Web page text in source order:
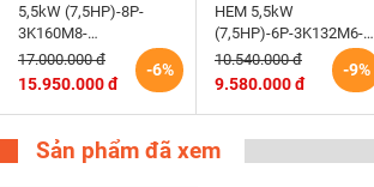
5,5kW (7,5HP)-8P-
3K160M8-
220/380/660V-B3 tốc
độ 730 (750)r/min
động cơ điện cơ Hem
Vihem
-6%
17.000.000 đ
15.950.000 đ
HEM 5,5kW
(7,5HP)-6P-3K132M6-
220/380V tốc độ 980 –
1000 r/min điện cơ -9%
10.540.000 đ
9.580.000 đ
Sản phẩm đã xem